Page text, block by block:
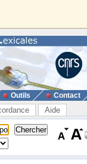
Outils Contact
Aide